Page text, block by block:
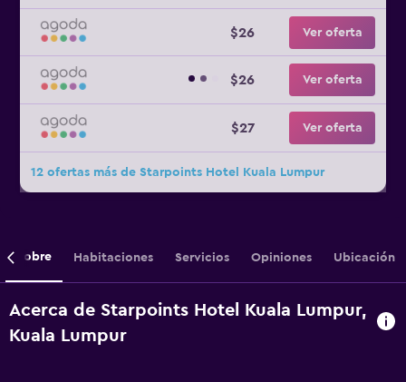
$26 Ver oferta
$26 Ver oferta
$27 Ver oferta
12 ofertas más de Starpoints Hotel Kuala Lumpur
Sobre Habitaciones Servicios Opiniones Ubicación
Acerca de Starpoints Hotel Kuala Lumpur,
Kuala Lumpur